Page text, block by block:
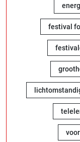
festival